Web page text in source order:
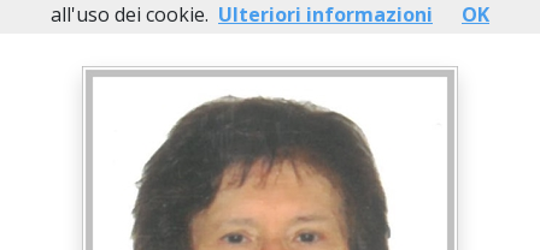
all'uso dei cookie. Ulteriori informazioni OK